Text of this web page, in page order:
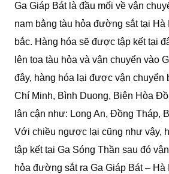
Ga Giáp Bát là đầu mối về vận
nam bằng tàu hỏa đường sắt tại Hà
bắc. Hàng hóa sẽ được tập kết tại
lên toa tàu hỏa và vận chuyển vào
đây, hàng hóa lại được vận chuyển
Chí Minh, Bình Duong, Biên Hòa
lân cận như: Long An, Đồng Tháp,
Với chiều ngược lại cũng như vậy,
tập kết tại Ga Sóng Thần sau đó
hỏa đường sắt ra Ga Giáp Bát – Hà